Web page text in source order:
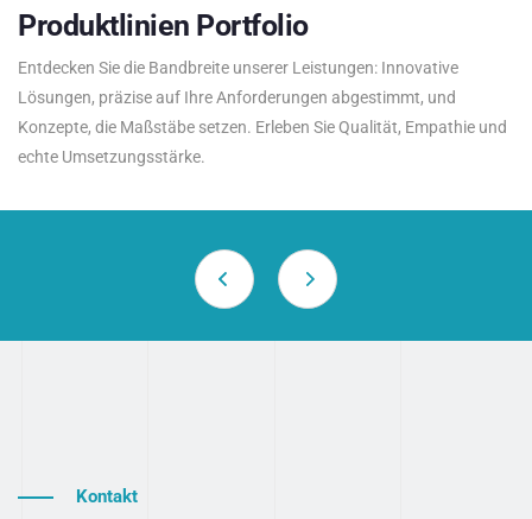
Produktlinien Portfolio
Entdecken Sie die Bandbreite unserer Leistungen: Innovative
Lösungen, präzise auf Ihre Anforderungen abgestimmt, und
Konzepte, die Maßstäbe setzen. Erleben Sie Qualität, Empathie und
echte Umsetzungsstärke.
Kontakt